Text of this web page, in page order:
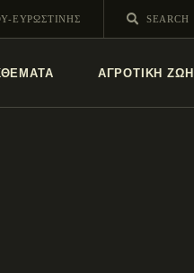
ΕΥΡΩΣΤΙΝΗΣ
ΑΓΡΟΤΙΚΗ ΖΩΗ